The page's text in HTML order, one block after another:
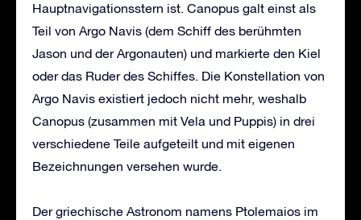
Hauptnavigationsstern ist. Canopus galt einst als
Teil von Argo Navis (dem Schiff des berühmten
Jason und der Argonauten) und markierte den Kiel
oder das Ruder des Schiffes. Die Konstellation von
Argo Navis existiert jedoch nicht mehr, weshalb
Canopus (zusammen mit Vela und Puppis) in drei
verschiedene Teile aufgeteilt und mit eigenen
Bezeichnungen versehen wurde.
Der griechische Astronom namens Ptolemaios im